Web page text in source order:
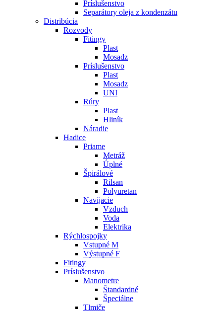
Príslušenstvo
Separátory oleja z kondenzátu
Distribúcia
Rozvody
Fitingy
Plast
Mosadz
Príslušenstvo
Plast
Mosadz
UNI
Rúry
Plast
Hliník
Náradie
Hadice
Priame
Metráž
Úplné
Špirálové
Rilsan
Polyuretan
Navíjacie
Vzduch
Voda
Elektrika
Rýchlospojky
Vstupné M
Výstupné F
Fitingy
Príslušenstvo
Manometre
Štandardné
Špeciálne
Tlmiče